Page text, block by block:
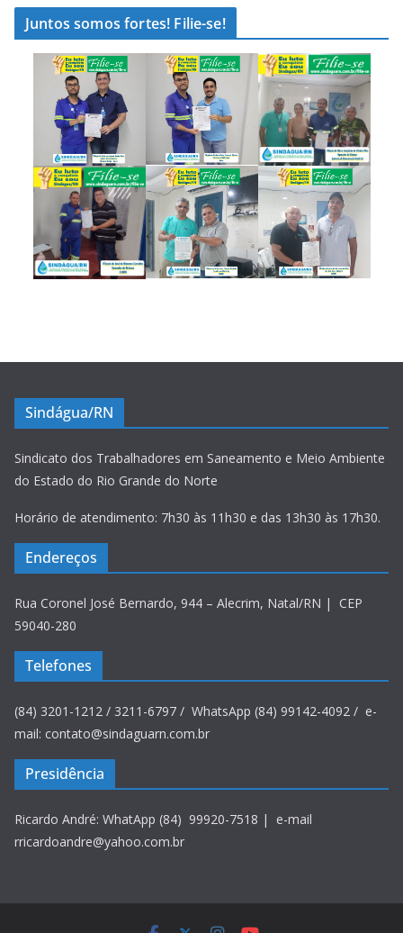
Juntos somos fortes! Filie-se!
Sindágua/RN
Sindicato dos Trabalhadores em Saneamento e Meio Ambiente
do Estado do Rio Grande do Norte
Horário de atendimento: 7h30 às 11h30 e das 13h30 às 17h30.
Endereços
Rua Coronel José Bernardo, 944 – Alecrim, Natal/RN | CEP
59040-280
Telefones
(84) 3201-1212 / 3211-6797 / WhatsApp (84) 99142-4092 / e-
mail: contato@sindaguarn.com.br
Presidência
Ricardo André: WhatApp (84) 99920-7518 | e-mail
rricardoandre@yahoo.com.br